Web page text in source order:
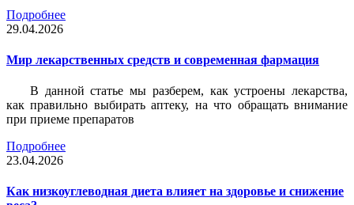
Подробнее
29.04.2026
Мир лекарственных средств и современная фармация
В данной статье мы разберем, как устроены лекарства,
как правильно выбирать аптеку, на что обращать внимание
при приеме препаратов
Подробнее
23.04.2026
Как низкоуглеводная диета влияет на здоровье и снижение